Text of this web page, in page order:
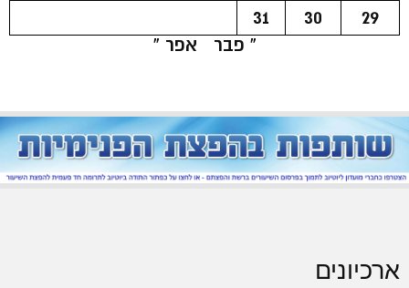
29
30
31
« פבר
אפר »
ארכיונים